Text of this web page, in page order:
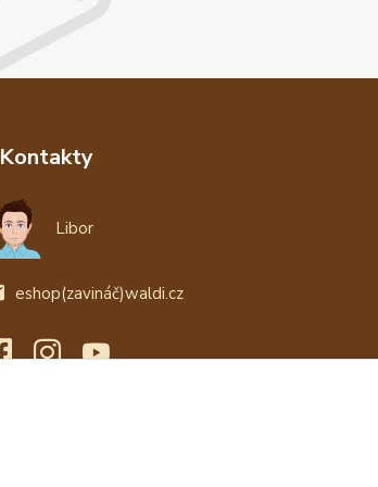
Kontakty
Libor
eshop(zavináč)waldi.cz